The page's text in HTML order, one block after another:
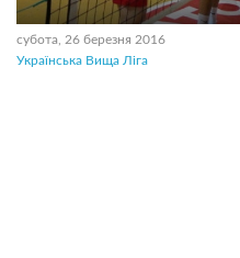
субота, 26 березня 2016
Українська Вища Ліга